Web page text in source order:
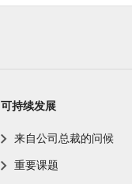
可持续发展
来自公司总裁的问候
重要课题